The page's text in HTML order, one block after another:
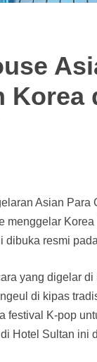
Korea
Asian Para
menggelar
dibuka resmi
yang digelar
di kipas
festival K-pop
Hotel Sultan ini